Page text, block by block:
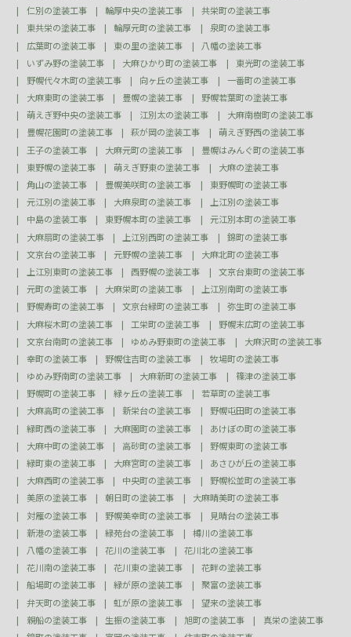
仁別の塗装工事
輪厚中央の塗装工事
共栄町の塗装工事
東共栄の塗装工事
輪厚元町の塗装工事
泉町の塗装工事
広葉町の塗装工事
東の里の塗装工事
八幡の塗装工事
いずみ野の塗装工事
大麻ひかり町の塗装工事
東光町の塗装工事
野幌代々木町の塗装工事
向ヶ丘の塗装工事
一番町の塗装工事
大麻東町の塗装工事
豊幌の塗装工事
野幌若葉町の塗装工事
萌えぎ野中央の塗装工事
江別太の塗装工事
大麻南樹町の塗装工事
豊幌花園町の塗装工事
萩が岡の塗装工事
萌えぎ野西の塗装工事
王子の塗装工事
大麻元町の塗装工事
豊幌はみんぐ町の塗装工事
東野幌の塗装工事
萌えぎ野東の塗装工事
大麻の塗装工事
角山の塗装工事
豊幌美咲町の塗装工事
東野幌町の塗装工事
元江別の塗装工事
大麻泉町の塗装工事
上江別の塗装工事
中島の塗装工事
東野幌本町の塗装工事
元江別本町の塗装工事
大麻扇町の塗装工事
上江別西町の塗装工事
錦町の塗装工事
文京台の塗装工事
元野幌の塗装工事
大麻北町の塗装工事
上江別東町の塗装工事
西野幌の塗装工事
文京台東町の塗装工事
元町の塗装工事
大麻栄町の塗装工事
上江別南町の塗装工事
野幌寿町の塗装工事
文京台緑町の塗装工事
弥生町の塗装工事
大麻桜木町の塗装工事
工栄町の塗装工事
野幌末広町の塗装工事
文京台南町の塗装工事
ゆめみ野東町の塗装工事
大麻沢町の塗装工事
幸町の塗装工事
野幌住吉町の塗装工事
牧場町の塗装工事
ゆめみ野南町の塗装工事
大麻新町の塗装工事
篠津の塗装工事
野幌町の塗装工事
緑ヶ丘の塗装工事
若草町の塗装工事
大麻高町の塗装工事
新栄台の塗装工事
野幌屯田町の塗装工事
緑町西の塗装工事
大麻園町の塗装工事
あけぼの町の塗装工事
大麻中町の塗装工事
高砂町の塗装工事
野幌東町の塗装工事
緑町東の塗装工事
大麻宮町の塗装工事
あさひが丘の塗装工事
大麻西町の塗装工事
中央町の塗装工事
野幌松並町の塗装工事
美原の塗装工事
朝日町の塗装工事
大麻晴美町の塗装工事
対雁の塗装工事
野幌美幸町の塗装工事
見晴台の塗装工事
新港の塗装工事
緑苑台の塗装工事
樽川の塗装工事
八幡の塗装工事
花川の塗装工事
花川北の塗装工事
花川南の塗装工事
花川東の塗装工事
花畔の塗装工事
船場町の塗装工事
緑が原の塗装工事
聚富の塗装工事
弁天町の塗装工事
虹が原の塗装工事
望来の塗装工事
親船の塗装工事
生振の塗装工事 旭町の塗装工事
真栄の塗装工事